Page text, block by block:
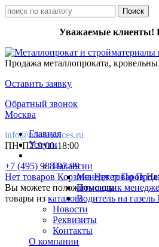
Уважаемые клиенты! В
Продажа металлопроката,
Оставить заявку
Обратный звонок
Москва
info@mk-services.ru
ПН-ПТ 9:00-18:00
+7 (495) 988-97-99
Нет товаров КорзинаНет товаров
Вы можете положить сюда
товары из каталога
Главная
Услуги
Вакансии
Менеджер По
Помощник
Водитель на газель
Новости
Реквизиты
Контакты
О компании